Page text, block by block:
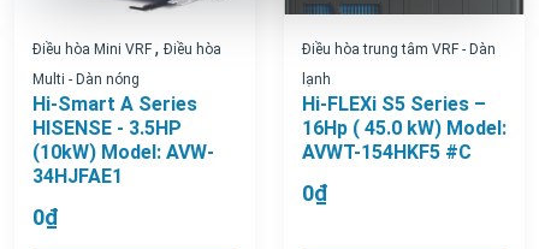
Điều hòa Mini VRF, Điều hòa
Multi - Dàn nóng
Hi-Smart A Series
HISENSE - 3.5HP
(10kW) Model: AVW-
34HJFAE1
0₫
Điều hòa trung tâm VRF - Dàn
lạnh
Hi-FLEXi S5 Series –
16Hp ( 45.0 kW) Model:
AVWT-154HKF5 #C
0₫